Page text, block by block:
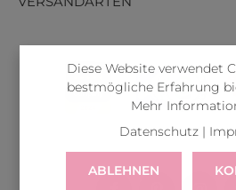
Diese Website verwendet
bestmögliche Erfahrung
Mehr
Datenschutz|
ABLEHNEN